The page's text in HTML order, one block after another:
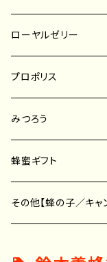
そば蜂蜜
りんご蜂蜜
その他の蜜種
プッシュボトル／ポリ容器
はちみつスティック
レンゲ蜂蜜
菜の花蜂蜜
そば蜂蜜
その他の蜂蜜
ローヤルゼリー
プロポリス
みつろう
蜂蜜ギフト
せっけん
その他【蜂の子／キャ